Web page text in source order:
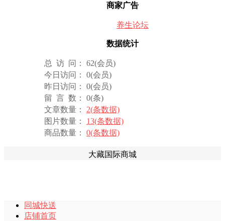
商家广告
养生论坛
数据统计
总 访 问： 62(会员)
今日访问： 0(会员)
昨日访问： 0(会员)
留 言 数： 0(条)
文章数量： 2(条数据)
图片数量： 13(条数据)
商品数量： 0(条数据)
大藏国际商城
同城快送
店铺首页